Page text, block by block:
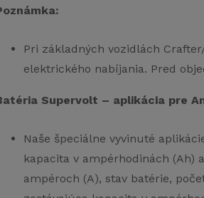
Pri základných vozidlách
elektrického nabíjania. Pred
Supervolt – aplikácia pre
Naše špeciálne vyvinuté
kapacita v ampérhodinách (Ah)
ampéroch (A), stav batérie,